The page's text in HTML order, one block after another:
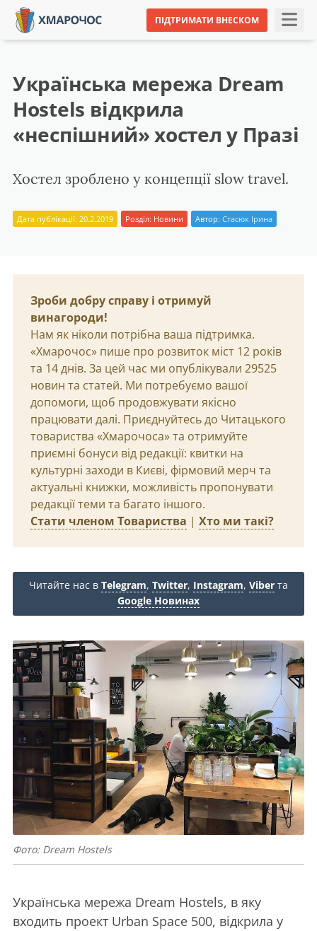
ПІДТРИМАТИ ВНЕСКОМ
Українська мережа Dream
Hostels відкрила
«неспішний» хостел у Празі
Хостел зроблено у концепції slow travel.
Дата публікації: 20.2.2019 Розділ: Новини Автор: Стасюк Ірина
Зроби добру справу і отримуй
винагороди!
Нам як ніколи потрібна ваша підтримка.
«Хмарочос» пише про розвиток міст 12 років
та 14 днів. За цей час ми опублікували 29525
новин та статей. Ми потребуємо вашої
допомоги, щоб продовжувати якісно
працювати далі. Приєднуйтесь до Читацького
товариства «Хмарочоса» та отримуйте
приємні бонуси від редакції: квитки на
культурні заходи в Києві, фірмовий мерч та
актуальні книжки, можливість пропонувати
редакції теми та багато іншого.
Стати членом Товариства | Хто ми такі?
Читайте нас в Telegram, Twitter, Instagram, Viber та
Google Новинах
Фото: Dream Hostels
Українська мережа Dream Hostels, в яку
входить проект Urban Space 500, відкрила у